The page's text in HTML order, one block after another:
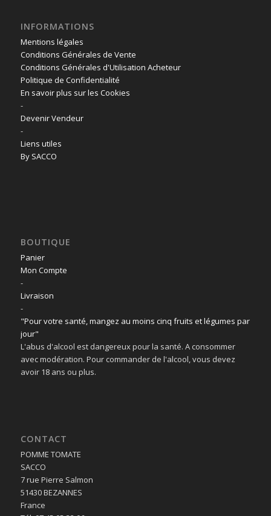
INFORMATIONS
Mentions légales
Conditions Générales de Vente
Conditions Générales d'Utilisation Acheteur
Politique de Confidentialité
En savoir plus sur les Cookies
-
Devenir Vendeur
-
Liens utiles
By SACCO
BOUTIQUE
Panier
Mon Compte
-
Livraison
-
"Pour votre santé, mangez au moins cinq fruits et légumes par
jour"
L'abus d'alcool est dangereux pour la santé. A consommer
avec modération. Pour commander de l'alcool, vous devez
avoir 18 ans ou plus.
CONTACT
POMME TOMATE
SACCO
7 rue Pierre Salmon
51430 BEZANNES
France